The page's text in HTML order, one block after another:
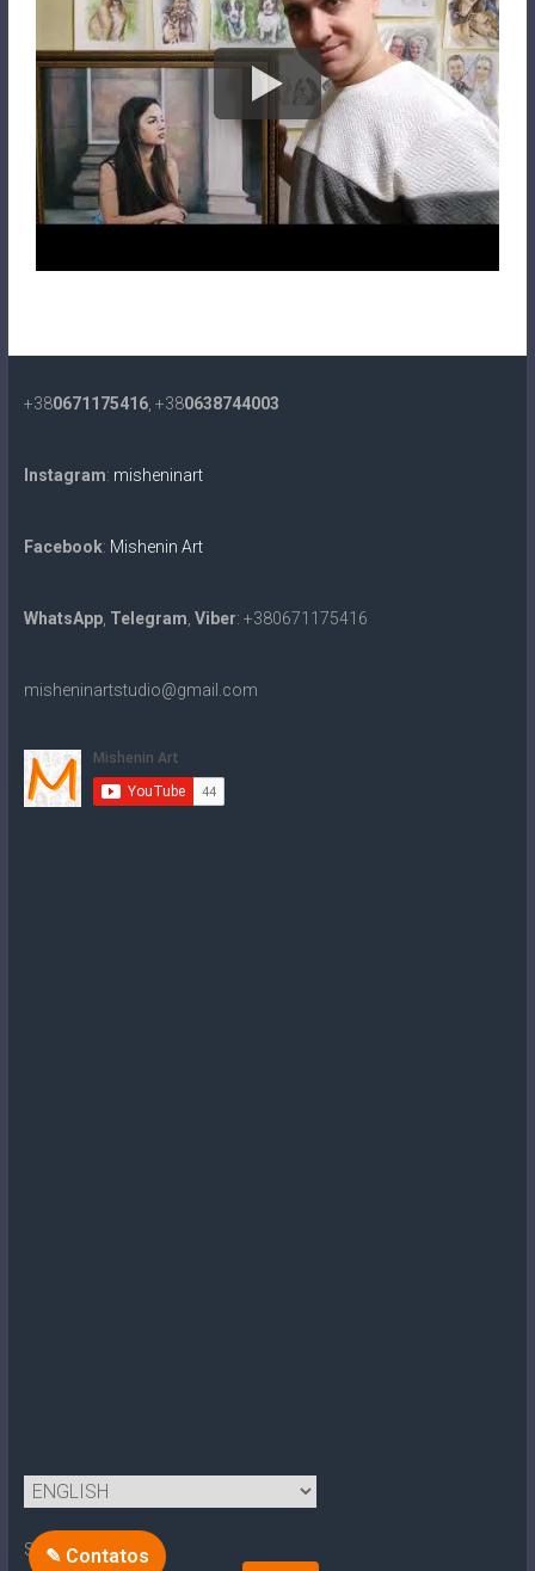
✎ Contatos
+380671175416, +380638744003
Instagram: misheninart
Facebook: Mishenin Art
WhatsApp, Telegram, Viber: +380671175416
misheninartstudio@gmail.com
Search